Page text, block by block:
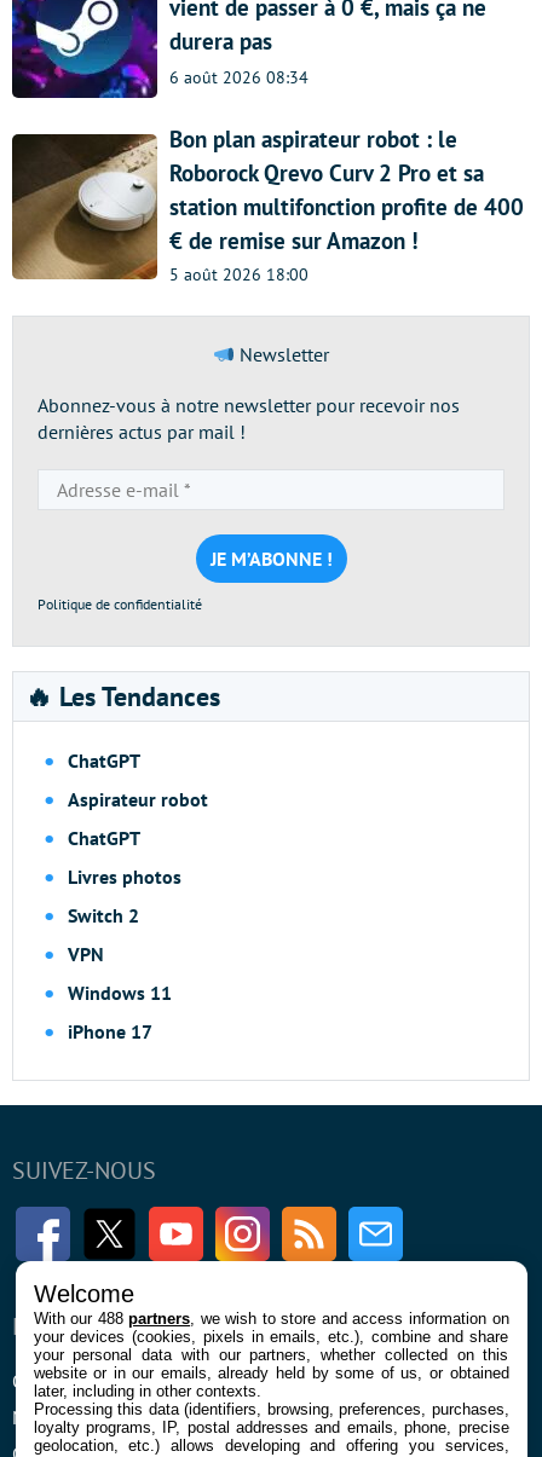
vient de passer à 0 €, mais ça ne
durera pas
6 août 2026 08:34
Bon plan aspirateur robot : le
Roborock Qrevo Curv 2 Pro et sa
station multifonction profite de 400
€ de remise sur Amazon !
5 août 2026 18:00
Newsletter
Abonnez-vous à notre newsletter pour recevoir nos
dernières actus par mail !
e-
mail
*
Politique de confidentialité
🔥 Les Tendances
ChatGPT
Aspirateur robot
ChatGPT
Livres photos
Switch 2
VPN
Windows 11
iPhone 17
SUIVEZ-NOUS
FacebookTwitter Youtube InstagramRSS Newsletter
ENTREPRISE
Qui sommes nous
Mentions légales et CGU
À PROPOS
La rédaction
Contact
Welcome
With our 488partners , we wish to store and access information on
your devices (cookies, pixels in emails, etc.), combine and share
your personal data with our partners, whether collected on this
website or in our emails, already held by some of us, or obtained
later, including in other contexts.
Processing this data (identifiers, browsing, preferences, purchases,
loyalty programs, IP, postal addresses and emails, phone, precise
geolocation, etc.) allows developing and offering you services,